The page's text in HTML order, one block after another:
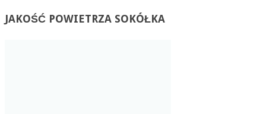
JAKOŚĆPOWIETRZA SOKÓŁKA